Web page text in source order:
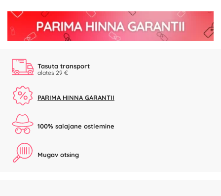
Tasuta transport
alates 29 €
PARIMA HINNA GARANTII
100% salajane ostlemine
Mugav otsing